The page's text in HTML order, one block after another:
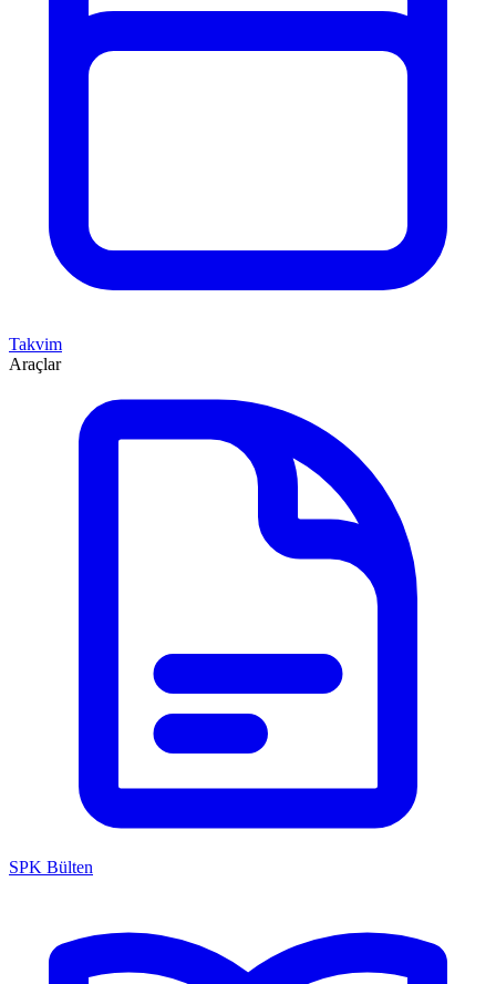
Takvim
Araçlar
SPK Bülten